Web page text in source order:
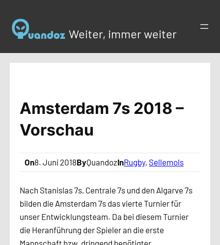
Inhalt
springen
Weiter, immer weiter
Amsterdam 7s 2018 –
Vorschau
On8. Juni 2018ByQuandozInRugby, Sellemols
Nach Stanislas 7s, Centrale 7s und den Algarve 7s
bilden die Amsterdam 7s das vierte Turnier für
unser Entwicklungsteam. Da bei diesem Turnier
die Heranführung der Spieler an die erste
Mannschaft bzw. dringend benötigter